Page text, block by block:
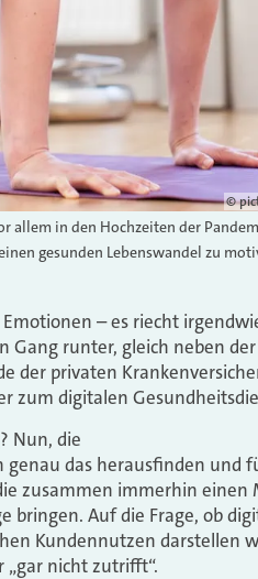
©
in den Hochzeiten der
gesunden Lebenswandel zu
– es riecht
Gang runter, gleich neben
der privaten
zum digitalen
Nun, die
das herausfinden und
zusammen immerhin
bringen. Auf die Frage, ob
Kundennutzen darstellen
„gar nicht zutrifft“.